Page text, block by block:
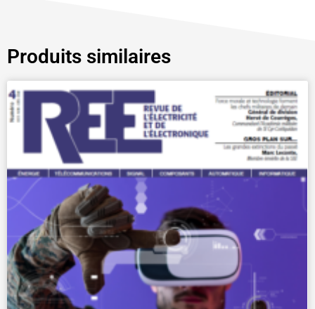
Produits similaires